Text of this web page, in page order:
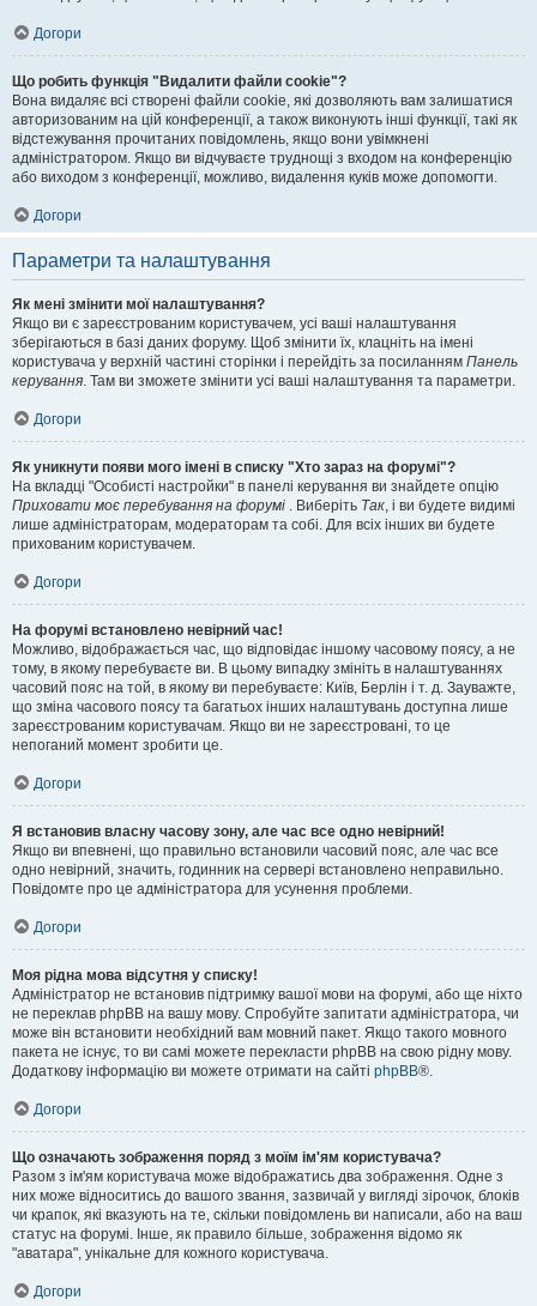
Догори
Що робить функція "Видалити файли cookie"?
Вона видаляє всі створені файли cookie, які дозволяють вам залишатися
авторизованим на цій конференції, а також виконують інші функції, такі як
відстежування прочитаних повідомлень, якщо вони увімкнені
адміністратором. Якщо ви відчуваєте труднощі з входом на конференцію
або виходом з конференції, можливо, видалення куків може допомогти.
Догори
Параметри та налаштування
Як мені змінити мої налаштування?
Якщо ви є зареєстрованим користувачем, усі ваші налаштування
зберігаються в базі даних форуму. Щоб змінити їх, клацніть на імені
користувача у верхній частині сторінки і перейдіть за посиланням Панель
керування. Там ви зможете змінити усі ваші налаштування та параметри.
Догори
Як уникнути появи мого імені в списку "Хто зараз на форумі"?
На вкладці "Особисті настройки" в панелі керування ви знайдете опцію
Приховати моє перебування на форумі . Виберіть Так, і ви будете видимі
лише адміністраторам, модераторам та собі. Для всіх інших ви будете
прихованим користувачем.
Догори
На форумі встановлено невірний час!
Можливо, відображається час, що відповідає іншому часовому поясу, а не
тому, в якому перебуваєте ви. В цьому випадку змініть в налаштуваннях
часовий пояс на той, в якому ви перебуваєте: Київ, Берлін і т. д. Зауважте,
що зміна часового поясу та багатьох інших налаштувань доступна лише
зареєстрованим користувачам. Якщо ви не зареєстровані, то це
непоганий момент зробити це.
Догори
Я встановив власну часову зону, але час все одно невірний!
Якщо ви впевнені, що правильно встановили часовий пояс, але час все
одно невірний, значить, годинник на сервері встановлено неправильно.
Повідомте про це адміністратора для усунення проблеми.
Догори
Моя рідна мова відсутня у списку!
Адміністратор не встановив підтримку вашої мови на форумі, або ще ніхто
не переклав phpBB на вашу мову. Спробуйте запитати адміністратора, чи
може він встановити необхідний вам мовний пакет. Якщо такого мовного
пакета не існує, то ви самі можете перекласти phpBB на свою рідну мову.
Додаткову інформацію ви можете отримати на сайті phpBB®.
Догори
Що означають зображення поряд з моїм ім'ям користувача?
Разом з ім'ям користувача може відображатись два зображення. Одне з
них може відноситись до вашого звання, зазвичай у вигляді зірочок, блоків
чи крапок, які вказують на те, скільки повідомлень ви написали, або на ваш
статус на форумі. Інше, як правило більше, зображення відомо як
"аватара", унікальне для кожного користувача.
Догори